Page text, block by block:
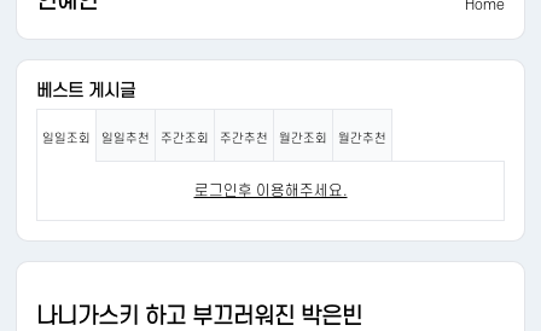
Home
베스트 게시글
일일조회 일일추천 주간조회 주간추천 월간조회 월간추천
로그인후 이용해주세요.
나니가스키 하고 부끄러워진 박은빈